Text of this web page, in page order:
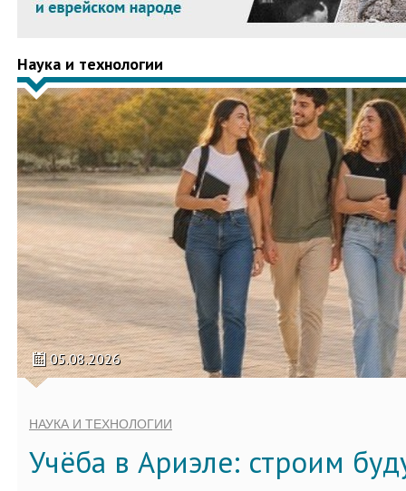
Наука и технологии
05.08.2026
НАУКА И ТЕХНОЛОГИИ
Учёба в Ариэле: строим